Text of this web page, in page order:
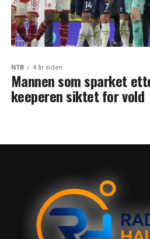
NTB 4 år siden
Mannen som sparket
keeperen siktet for vold